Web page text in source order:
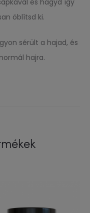
öblítsd ki.
sérült a hajad, és
hajra.